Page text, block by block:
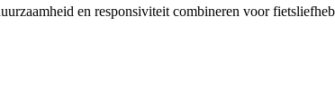
en responsiviteit combineren voor